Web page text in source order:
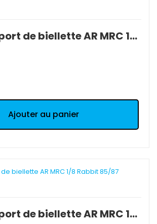
16210/Support de biellette AR MRC 1/8 Rabbit 85/87 OCCASION.
Ajouter au panier
16210/Support de biellette AR MRC 1/8 Rabbit 85/87 OCCASION.